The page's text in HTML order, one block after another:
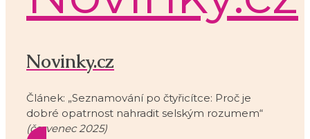
Novinky.cz
Článek: „Seznamování po čtyřicítce: Proč je
dobré opatrnost nahradit selským rozumem“
(červenec 2025)